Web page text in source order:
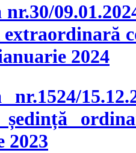
nr.30/
extraordinară
2024
nr.1524/
2023